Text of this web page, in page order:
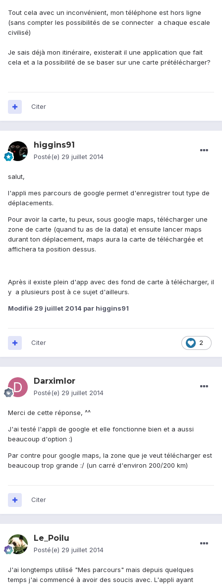
Tout cela avec un inconvénient, mon téléphone est hors ligne
(sans compter les possibilités de se connecter a chaque escale
civilisé)
Je sais déjà mon itinéraire, existerait il une application que fait
cela et a la possibilité de se baser sur une carte prétélécharger?
Citer
higgins91
Posté(e) 29 juillet 2014
salut,
l'appli mes parcours de google permet d'enregistrer tout type de
déplacements.
Pour avoir la carte, tu peux, sous google maps, télécharger une
zone de carte (quand tu as de la data) et ensuite lancer maps
durant ton déplacement, maps aura la carte de téléchargée et
affichera ta position dessus.
Après il existe plein d'app avec des fond de carte à télécharger, il
y a plusieurs post à ce sujet d'ailleurs.
Modifié 29 juillet 2014 par higgins91
2
Citer
Darximlor
Posté(e) 29 juillet 2014
Merci de cette réponse, ^^
J'ai testé l'appli de google et elle fonctionne bien et a aussi
beaucoup d'option :)
Par contre pour google maps, la zone que je veut télécharger est
beaucoup trop grande :/ (un carré d'environ 200/200 km)
Citer
Le_Poilu
Posté(e) 29 juillet 2014
J'ai longtemps utilisé "Mes parcours" mais depuis quelques
temps j'ai commencé à avoir des soucis avec. L'appli ayant